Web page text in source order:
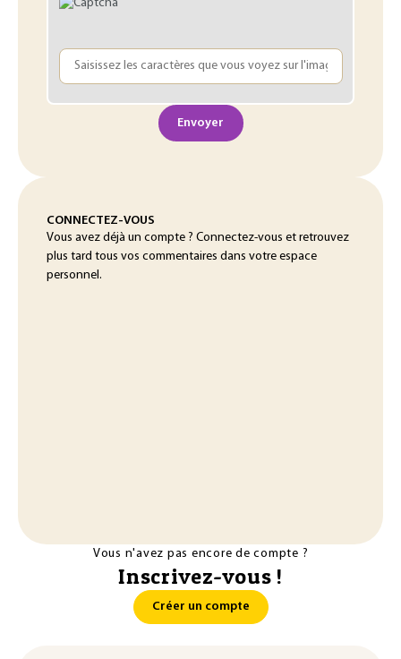
Envoyer
CONNECTEZ-VOUS
Vous avez déjà un compte ? Connectez-vous et retrouvez
plus tard tous vos commentaires dans votre espace
personnel.
Vous n'avez pas encore de compte ?
Inscrivez-vous !
Créer un compte